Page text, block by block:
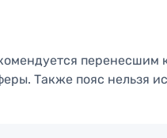
перенесшим
Также пояс нельзя